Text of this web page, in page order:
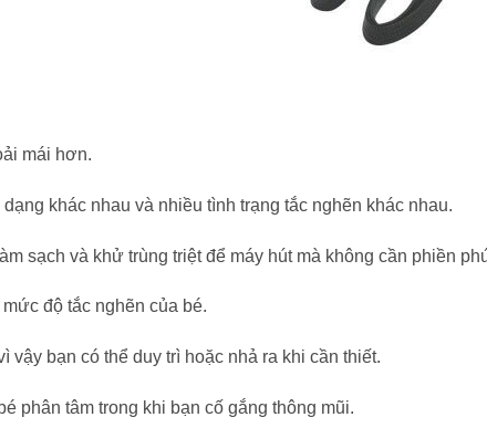
mái hơn.
khác nhau và nhiều tình trạng tắc nghẽn khác nhau.
sạch và khử trùng triệt để máy hút mà không cần phiền
độ tắc nghẽn của bé.
vậy bạn có thể duy trì hoặc nhả ra khi cần thiết.
phân tâm trong khi bạn cố gắng thông mũi.